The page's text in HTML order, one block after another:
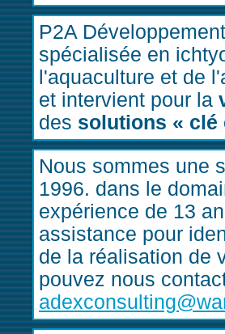
P2A
spécialisée en
l'aquaculture et de
et intervient pour la
des solutions « clé
Nous sommes une
1996. dans le
expérience de 13
assistance pour
de la réalisation de
pouvez nous